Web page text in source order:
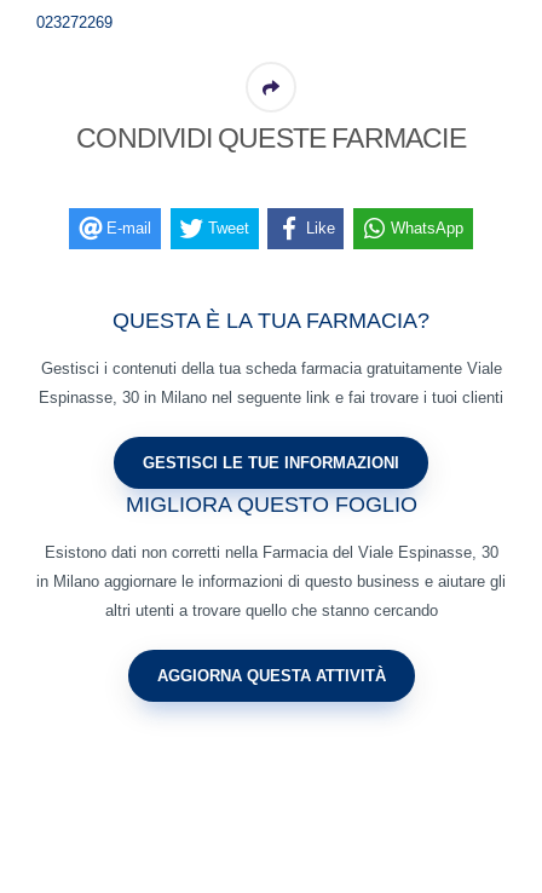
023272269
CONDIVIDI QUESTE FARMACIE
E-mail Tweet Like WhatsApp
QUESTA È LA TUA FARMACIA?
Gestisci i contenuti della tua scheda farmacia gratuitamente Viale
Espinasse, 30 in Milano nel seguente link e fai trovare i tuoi clienti
MIGLIORA QUESTO FOGLIO
Esistono dati non corretti nella Farmacia del Viale Espinasse, 30
in Milano aggiornare le informazioni di questo business e aiutare gli
altri utenti a trovare quello che stanno cercando